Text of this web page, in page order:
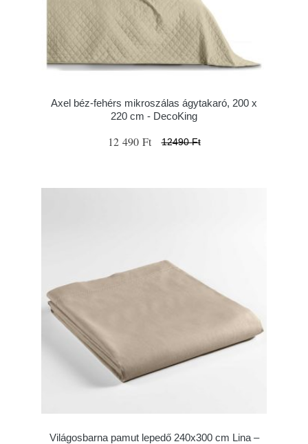
Axel béz-fehérs mikroszálas ágytakaró, 200 x
220 cm - DecoKing
12 490 Ft 12490 Ft
Világosbarna pamut lepedő 240x300 cm Lina –